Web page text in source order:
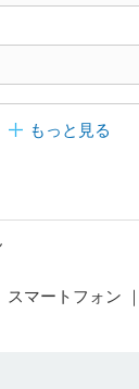
もっと見る
マートフォン ｜